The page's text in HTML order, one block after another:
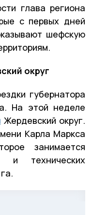
глава региона
с первых дней
шефскую
округ
губернатора
На этой неделе
Жердевский округ.
Карла Маркса
занимается
и технических